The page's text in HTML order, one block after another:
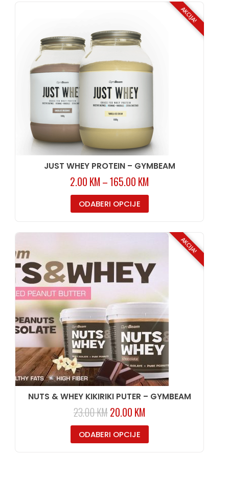
AKCIJA!
JUST WHEY PROTEIN – GYMBEAM
2.00 KM –165.00 KM
ODABERI OPCIJE
AKCIJA!
NUTS & WHEY KIKIRIKI PUTER – GYMBEAM
23.00KM20.00 KM
ODABERI OPCIJE